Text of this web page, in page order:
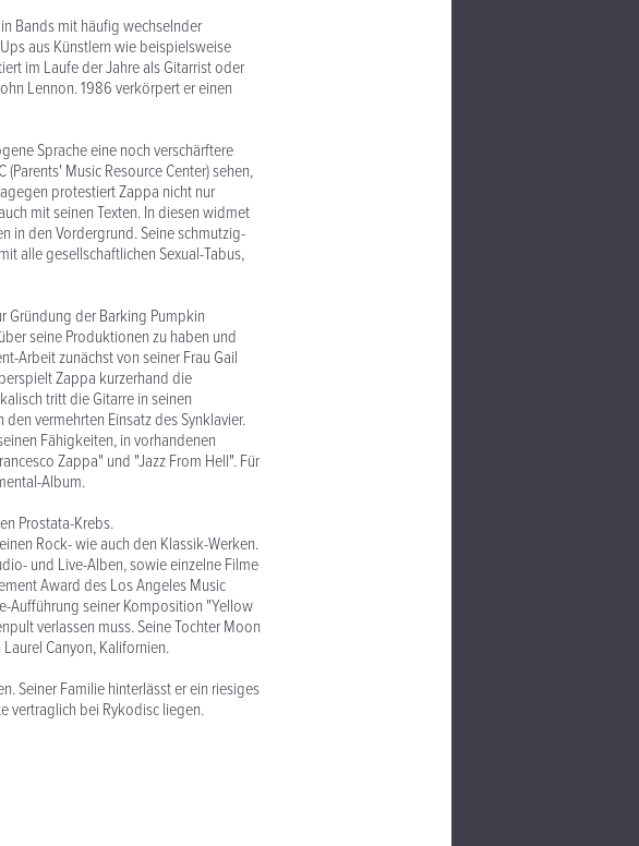
Bands mit häufig wechselnder
aus Künstlern wie beispielsweise
im Laufe der Jahre als Gitarrist oder
Lennon. 1986 verkörpert er einen
Sprache eine noch verschärftere
Music Resource Center) sehen,
protestiert Zappa nicht nur
mit seinen Texten. In diesen widmet
in den Vordergrund. Seine schmutzig-
alle gesellschaftlichen Sexual-Tabus,
Gründung der Barking Pumpkin
seine Produktionen zu haben und
Arbeit zunächst von seiner Frau Gail
Zappa kurzerhand die
tritt die Gitarre in seinen
vermehrten Einsatz des Synklavier.
Fähigkeiten, in vorhandenen
Zappa" und "Jazz From Hell". Für
Album.
Prostata-Krebs.
Rock- wie auch den Klassik-Werken.
und Live-Alben, sowie einzelne Filme
Award des Los Angeles Music
Aufführung seiner Komposition "Yellow
verlassen muss. Seine Tochter Moon
Canyon, Kalifornien.
Seiner Familie hinterlässt er ein riesiges
vertraglich bei Rykodisc liegen.